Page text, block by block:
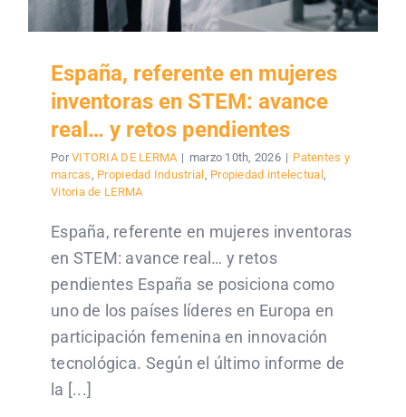
España, referente en mujeres
inventoras en STEM: avance
real… y retos pendientes
PorVITORIA DE LERMA | marzo 10th, 2026 | Patentes y
marcas, Propiedad Industrial , Propiedad intelectual ,
Vitoria de LERMA
España, referente en mujeres inventoras
en STEM: avance real… y retos
pendientes España se posiciona como
uno de los países líderes en Europa en
participación femenina en innovación
tecnológica. Según el último informe de
la [...]